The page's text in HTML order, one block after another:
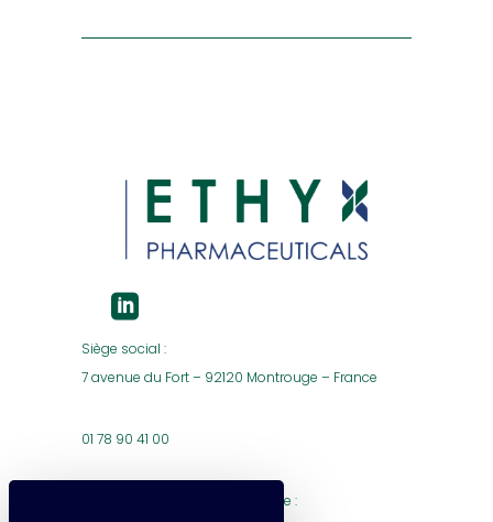
Siège social :
7 avenue du Fort – 92120 Montrouge – France
01 78 90 41 00
Établissement pharmaceutique :